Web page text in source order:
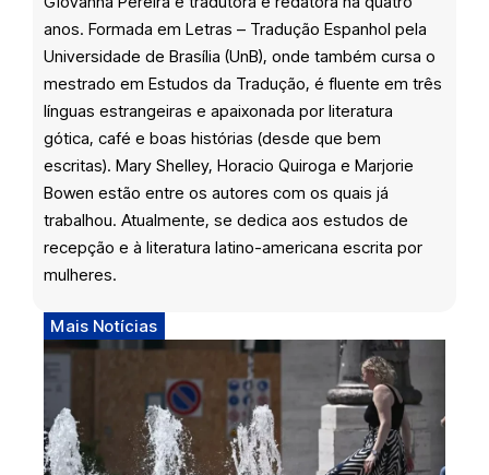
anos. Formada em Letras – Tradução Espanhol pela
Universidade de Brasília (UnB), onde também cursa o
mestrado em Estudos da Tradução, é fluente em três
línguas estrangeiras e apaixonada por literatura
gótica, café e boas histórias (desde que bem
escritas). Mary Shelley, Horacio Quiroga e Marjorie
Bowen estão entre os autores com os quais já
trabalhou. Atualmente, se dedica aos estudos de
recepção e à literatura latino-americana escrita por
mulheres.
Mais Notícias